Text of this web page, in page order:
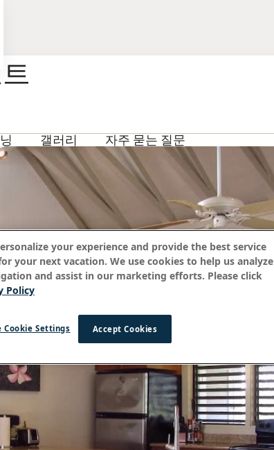
갤러리 자주 묻는 질문
your experience and provide the best service
your next vacation. We use cookies to help us analyze
and assist in our marketing efforts. Please click
Policy
Accept Cookies
Cookie Settings